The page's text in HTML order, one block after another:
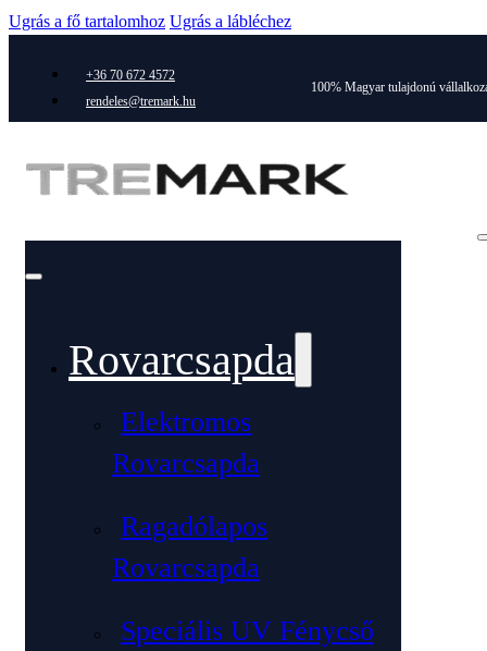
Ugrás a fő tartalomhoz Ugrás a lábléchez
+36 70 672 4572
rendeles@tremark.hu
100% Magyar tulajdonú
Rovarcsapda
Elektromos
Rovarcsapda
Ragadólapos
Rovarcsapda
Speciális UV Fénycső